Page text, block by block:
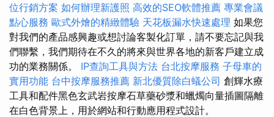
位行銷方案 如何辦理新護照 高效的SEO軟體推薦 專業會議
點心服務 歐式外燴的精緻體驗 天花板漏水快速處理 如果您
對我們的產品感興趣或想討論客製化訂單，請不要忘記與我
們聯繫，我們期待在不久的將來與世界各地的新客戶建立成
功的業務關係。 IP查詢工具與方法 台北按摩服務 子母車的
實用功能 台中按摩服務推薦 新北優質除白蟻公司 創輝水療
工具和配件黑色玄武岩按摩石草藥砂漿和蠟燭向量插圖隔離
在白色背景上，用於網站和行動應用程式設計。